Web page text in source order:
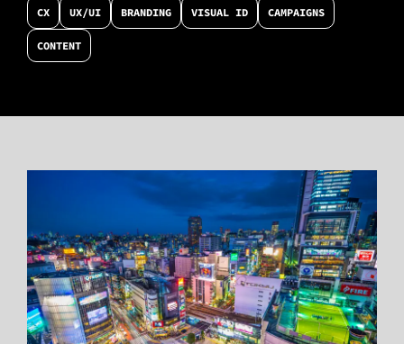
CX UX/UI BRANDING VISUAL ID CAMPAIGNS
CONTENT